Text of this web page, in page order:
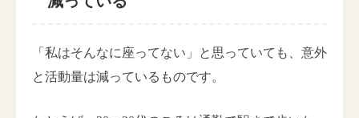
「私はそんなに座ってない」と思っていても、意外
と活動量は減っているものです。